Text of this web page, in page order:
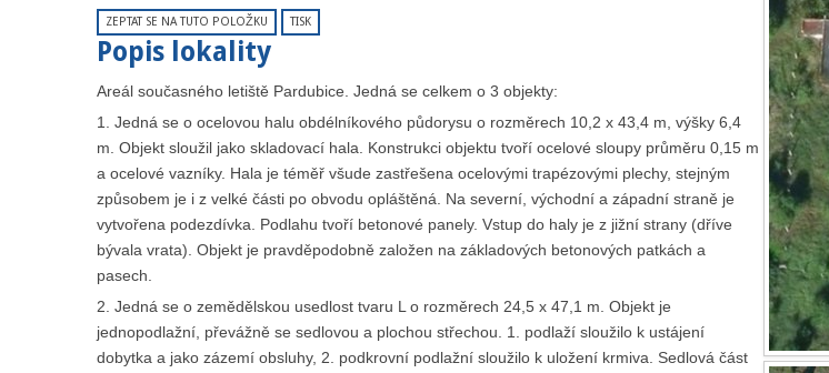
ZEPTAT SE NA TUTO POLOŽKU TISK
Popis lokality
Areál současného letiště Pardubice. Jedná se celkem o 3 objekty:
1. Jedná se o ocelovou halu obdélníkového půdorysu o rozměrech 10,2 x 43,4 m, výšky 6,4
m. Objekt sloužil jako skladovací hala. Konstrukci objektu tvoří ocelové sloupy průměru 0,15 m
a ocelové vazníky. Hala je téměř všude zastřešena ocelovými trapézovými plechy, stejným
způsobem je i z velké části po obvodu opláštěná. Na severní, východní a západní straně je
vytvořena podezdívka. Podlahu tvoří betonové panely. Vstup do haly je z jižní strany (dříve
bývala vrata). Objekt je pravděpodobně založen na základových betonových patkách a
pasech.
2. Jedná se o zemědělskou usedlost tvaru L o rozměrech 24,5 x 47,1 m. Objekt je
jednopodlažní, převážně se sedlovou a plochou střechou. 1. podlaží sloužilo k ustájení
dobytka a jako zázemí obsluhy, 2. podkrovní podlažní sloužilo k uložení krmiva. Sedlová část